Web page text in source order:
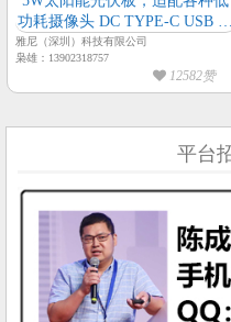
功耗摄像头 DC TYPE-C USB 三
大接口都有
雅尼（深圳）科技有限公司
枭雄：13902318757
12582赞
平台